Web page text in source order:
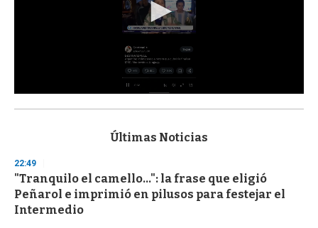
s
d
s
o
f
3
Últimas Noticias
22:49
"Tranquilo el camello...": la frase que eligió
Peñarol e imprimió en pilusos para festejar el
Intermedio